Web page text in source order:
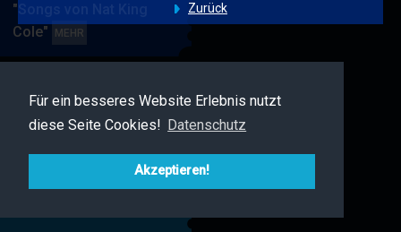
Für ein besseres Website Erlebnis nutzt
diese Seite Cookies! Datenschutz
Akzeptieren!
"Songs von Nat King
Cole"
MEHR
BAND
BERRY BLUE & FRIENDS
Live Jazz im MAMPF
&
Zurück